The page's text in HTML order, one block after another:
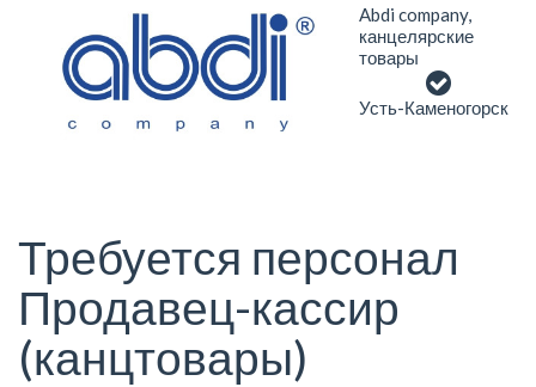
Abdi company,
канцелярские
товары
Усть-Каменогорск
Требуется персонал
Продавец-кассир
(канцтовары)